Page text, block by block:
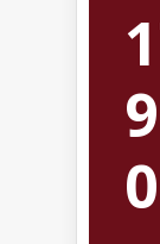
9
0